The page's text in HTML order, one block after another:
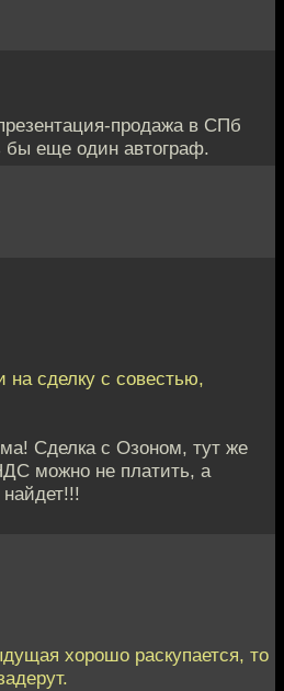
продажа в СПб
бы еще один автограф.
сделку с совестью,
Сделка с Озоном, тут же
можно не платить, а
хорошо раскупается, то